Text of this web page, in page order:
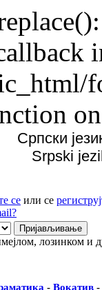
Српски
Srpski
се или се
лозинком и
- Вокатив -